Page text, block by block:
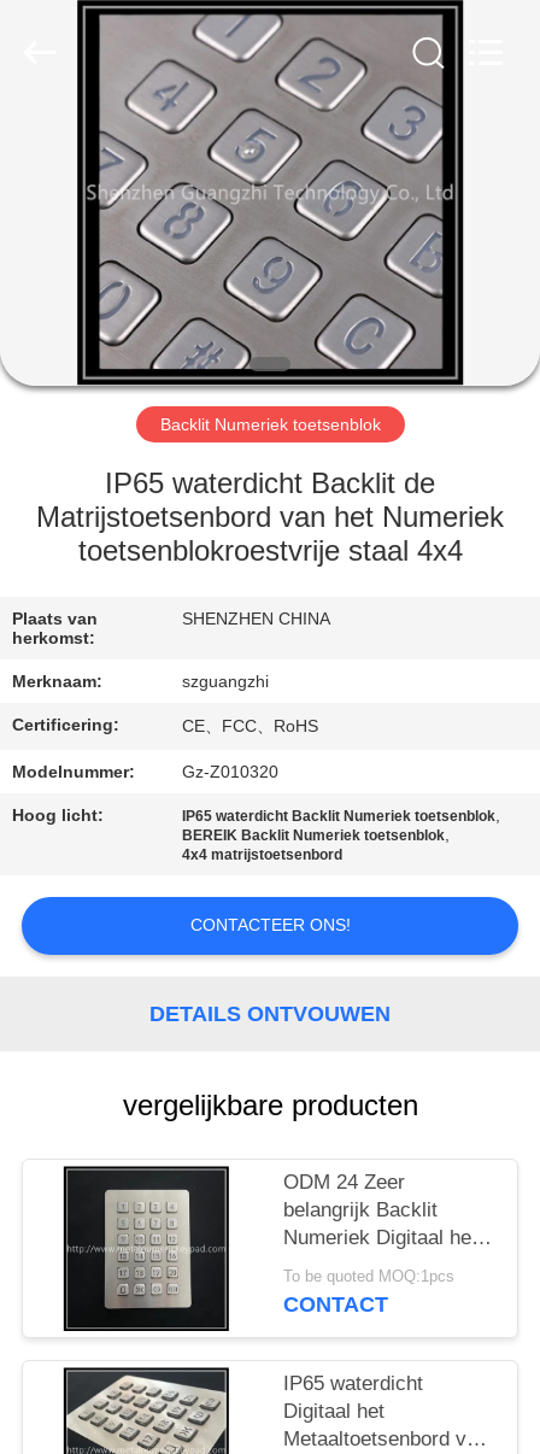
PRODUCTEN
ONGEVEER
FABRIEKSREIS
KWALITEITSCONTROLE
CONTACTEER
EEN
CITAAT
PRIVACY
Backlit Numeriek toetsenblok
IP65 waterdicht Backlit de
Matrijstoetsenbord van het Numeriek
toetsenblokroestvrije staal 4x4
Plaats van
herkomst:
SHENZHEN CHINA
Merknaam: szguangzhi
Certificering: CE、FCC、RoHS
Modelnummer: Gz-Z010320
Hoog licht: IP65 waterdicht Backlit Numeriek toetsenblok,
BEREIK Backlit Numeriek toetsenblok,
4x4 matrijstoetsenbord
CONTACTEER ONS!
DETAILS ONTVOUWEN
vergelijkbare producten
ODM 24 Zeer
belangrijk Backlit
Numeriek Digitaal het
Metaaltoetsenbord van
het
To be quoted MOQ:1pcs
CONTACT
IP65 waterdicht
Digitaal het
Metaaltoetsenbord van